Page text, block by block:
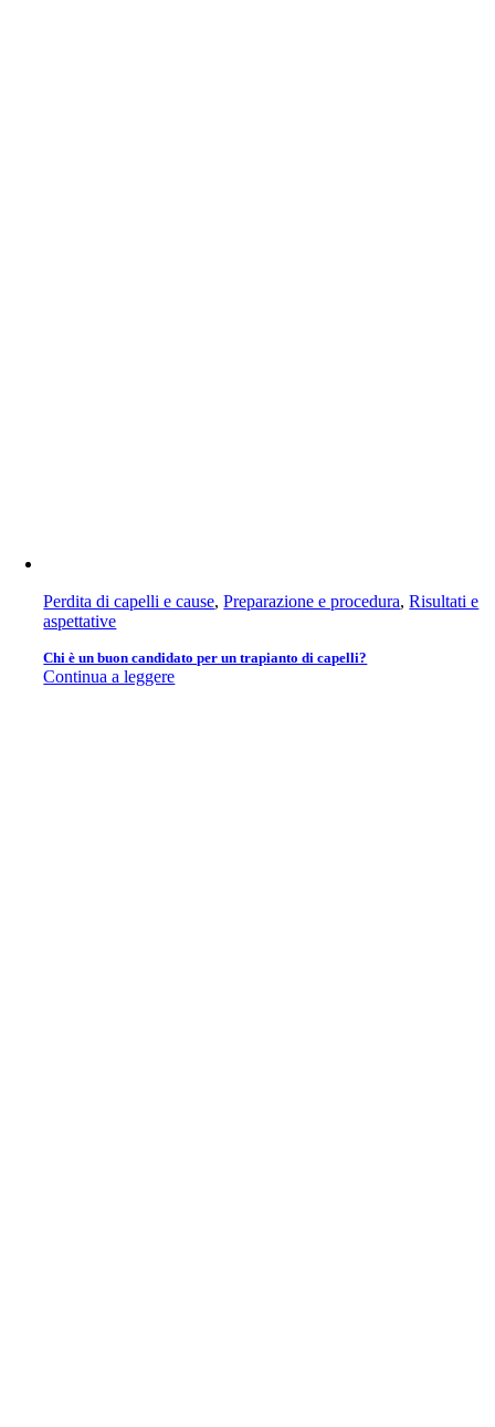
Perdita di capelli e cause,Preparazione e procedura,Risultati e
aspettative
Chi è un buon candidato per un trapianto di capelli?
Continua a leggere